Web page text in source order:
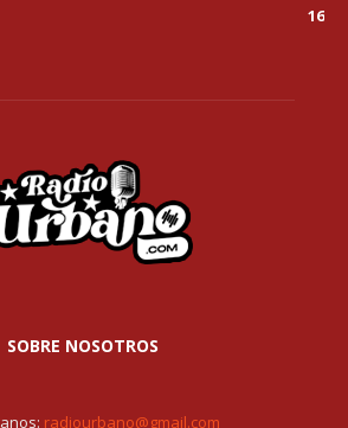
16
SOBRE NOSOTROS
radiourbano@gmail.com